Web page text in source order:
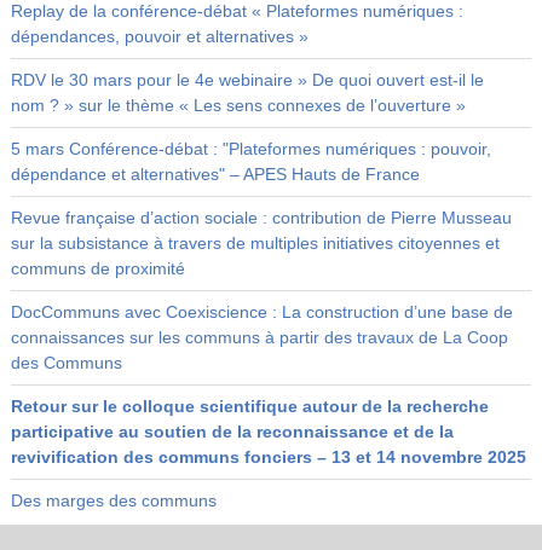
Replay de la conférence-débat « Plateformes numériques :
dépendances, pouvoir et alternatives »
RDV le 30 mars pour le 4e webinaire » De quoi ouvert est-il le
nom ? » sur le thème « Les sens connexes de l’ouverture »
5 mars Conférence-débat : "Plateformes numériques : pouvoir,
dépendance et alternatives" – APES Hauts de France
Revue française d’action sociale : contribution de Pierre Musseau
sur la subsistance à travers de multiples initiatives citoyennes et
communs de proximité
DocCommuns avec Coexiscience : La construction d’une base de
connaissances sur les communs à partir des travaux de La Coop
des Communs
Retour sur le colloque scientifique autour de la recherche
participative au soutien de la reconnaissance et de la
revivification des communs fonciers – 13 et 14 novembre 2025
Des marges des communs